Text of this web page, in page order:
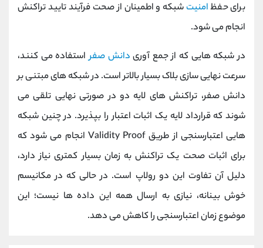
برای حفظامنیت شبکه و اطمینان از صحت فرآیند تایید تراکنش
انجام می شود.
در شبکه هایی که از جمع آوری دانش صفراستفاده می کنند،
سرعت نهایی سازی بلاک بسیار بالاتر است. در شبکه های مبتنی بر
دانش صفر، تراکنش های لایه دو در صورتی نهایی تلقی می
شوند که قرارداد لایه یک اثبات اعتبار را بپذیرد. در چنین شبکه
هایی اعتبارسنجی از طریق Validity Proof انجام می شود که
برای اثبات صحت یک تراکنش به زمان بسیار کمتری نیاز دارد،
دلیل آن تفاوت این دو رولاپ است. در حالی که در مکانیسم
خوش بینانه، نیازی به ارسال همه این داده ها نیست؛ این
موضوع زمان اعتبارسنجی را کاهش می دهد.